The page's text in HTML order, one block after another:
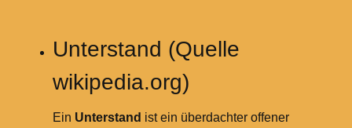
Unterstand (Quelle
wikipedia.org)
Ein Unterstand ist ein überdachter offener